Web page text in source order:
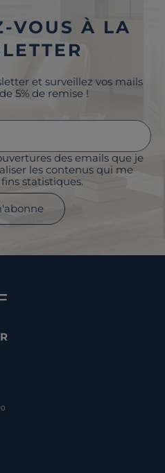
VOUS À LA
et surveillez vos mails
5% de remise !
des emails que je
les contenus qui me
statistiques.